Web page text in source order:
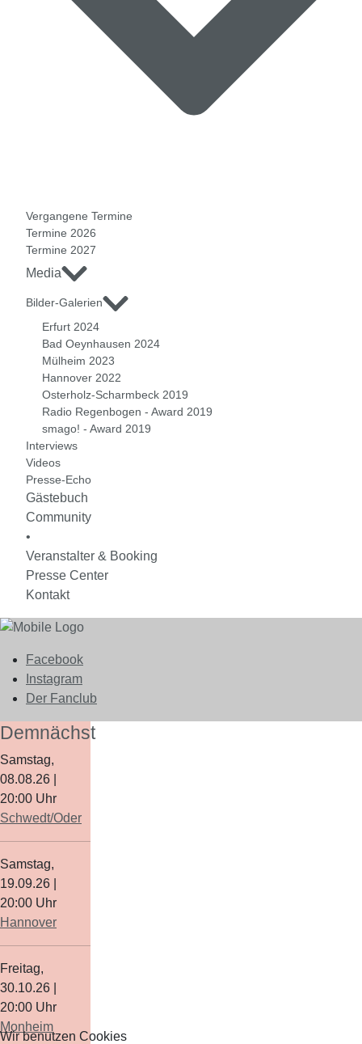
Vergangene Termine
Termine 2026
Termine 2027
Media
Bilder-Galerien
Erfurt 2024
Bad Oeynhausen 2024
Mülheim 2023
Hannover 2022
Osterholz-Scharmbeck 2019
Radio Regenbogen - Award 2019
smago! - Award 2019
Interviews
Videos
Presse-Echo
Gästebuch
Community
•
Veranstalter & Booking
Presse Center
Kontakt
Facebook
Instagram
Der Fanclub
Demnächst
Samstag,
08.08.26
20:00 Uhr
Schwedt/Oder
Samstag,
19.09.26
20:00 Uhr
Hannover
Freitag,
30.10.26
20:00 Uhr
Monheim
Wir benutzen Cookies